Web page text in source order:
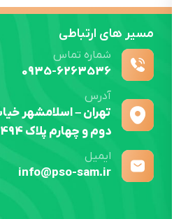
مسیر های ارتباطی
شماره تماس
0935-6263536
آدرس
تهران – اسلامشهر
دوم و چهارم پلاک 494
ایمیل
info@pso-sam.ir